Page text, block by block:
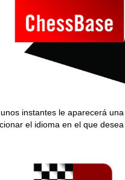
instantes le aparecerá
el idioma en el que